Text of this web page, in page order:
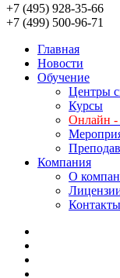
+7 (495) 928-35-66
+7 (499) 500-96-71
Главная
Новости
Обучение
Центры
Курсы
Онлайн -
Компания
О
Контакты